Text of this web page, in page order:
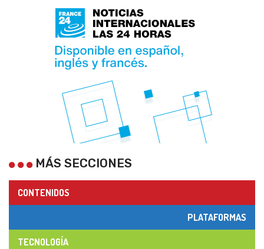
MÁS SECCIONES
CONTENIDOS
PLATAFORMAS
TECNOLOGÍA